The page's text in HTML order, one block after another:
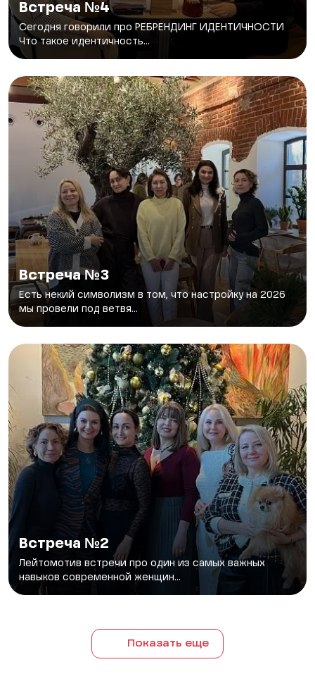
Встреча №4
Сегодня говорили про РЕБРЕНДИНГ ИДЕНТИЧНОСТИ
Что такое идентичность...
Встреча №3
Есть некий символизм в том, что настройку на 2026
мы провели под ветвя...
Встреча №2
Лейтомотив встречи про один из самых важных
навыков современной женщин...
Показать еще